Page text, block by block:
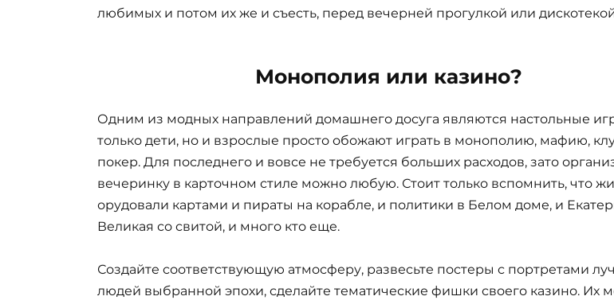
любимых и потом их же и съесть, перед вечерней прогулкой или
Монополия или казино?
Одним из модных направлений домашнего досуга являются настольные
только дети, но и взрослые просто обожают играть в монополию, мафию,
покер. Для последнего и вовсе не требуется больших расходов, зато
вечеринку в карточном стиле можно любую. Стоит только вспомнить, что
орудовали картами и пираты на корабле, и политики в Белом доме, и
Великая со свитой, и много кто еще.
Создайте соответствующую атмосферу, развесьте постеры с портретами
людей выбранной эпохи, сделайте тематические фишки своего казино. Их